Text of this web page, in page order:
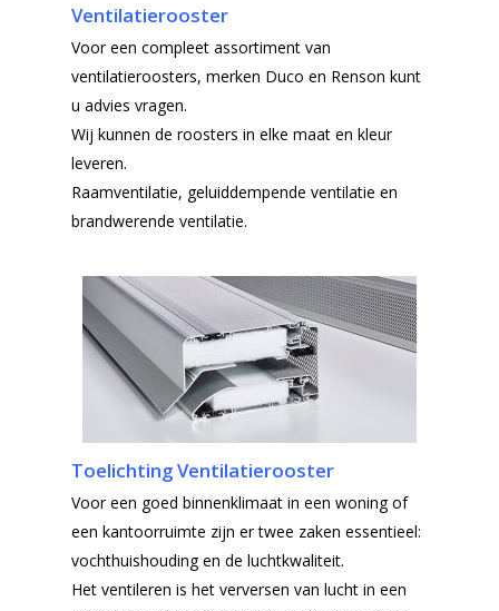
Ventilatierooster
Voor een compleet assortiment van
ventilatieroosters, merken Duco en Renson kunt
u advies vragen.
Wij kunnen de roosters in elke maat en kleur
leveren.
Raamventilatie, geluiddempende ventilatie en
brandwerende ventilatie.
Toelichting Ventilatierooster
Voor een goed binnenklimaat in een woning of
een kantoorruimte zijn er twee zaken essentieel:
vochthuishouding en de luchtkwaliteit.
Het ventileren is het verversen van lucht in een